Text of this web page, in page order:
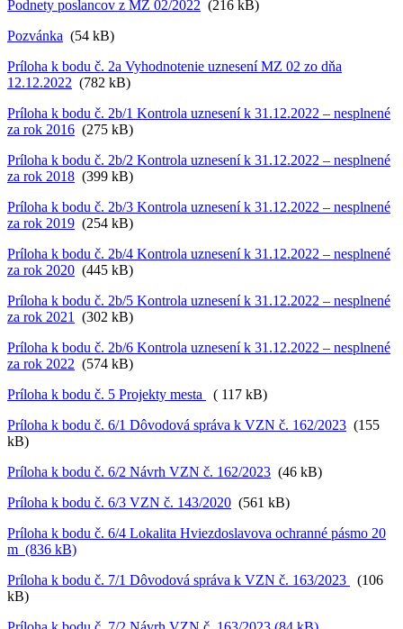
Podnety poslancov z MZ 02/2022 (216 kB)
Pozvánka (54 kB)
Príloha k bodu č. 2a Vyhodnotenie uznesení MZ 02 zo dňa
12.12.2022 (782 kB)
Príloha k bodu č. 2b/1 Kontrola uznesení k 31.12.2022 – nesplnené
za rok 2016 (275 kB)
Príloha k bodu č. 2b/2 Kontrola uznesení k 31.12.2022 – nesplnené
za rok 2018 (399 kB)
Príloha k bodu č. 2b/3 Kontrola uznesení k 31.12.2022 – nesplnené
za rok 2019 (254 kB)
Príloha k bodu č. 2b/4 Kontrola uznesení k 31.12.2022 – nesplnené
za rok 2020 (445 kB)
Príloha k bodu č. 2b/5 Kontrola uznesení k 31.12.2022 – nesplnené
za rok 2021
(302 kB)
Príloha k bodu č. 2b/6 Kontrola uznesení k 31.12.2022 – nesplnené
za rok 2022 (574 kB)
Príloha k bodu č. 5 Projekty mesta
( 117 kB)
Príloha k bodu č. 6/1 Dôvodová správa k VZN č. 162/2023 (155
kB)
Príloha k bodu č. 6/2 Návrh VZN č. 162/2023 (46 kB)
Príloha k bodu č. 6/3 VZN č. 143/2020 (561 kB)
Príloha k bodu č. 6/4 Lokalita Hviezdoslavova ochranné pásmo 20
m (836 kB)
Príloha k bodu č. 7/1 Dôvodová správa k VZN č. 163/2023
(106
kB)